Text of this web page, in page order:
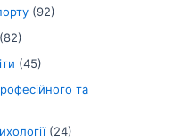
(92)
(82)
(45)
та
(24)